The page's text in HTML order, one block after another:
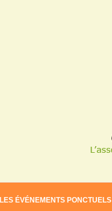
LES ÉVÉNEMENTS PONCTUELS